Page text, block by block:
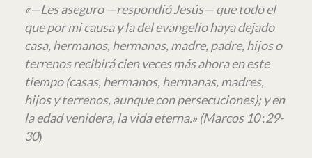
«—Les aseguro —respondió Jesús— que todo el
que por mi causa y la del evangelio haya dejado
casa, hermanos, hermanas, madre, padre, hijos o
terrenos recibirá cien veces más ahora en este
tiempo (casas, hermanos, hermanas, madres,
hijos y terrenos, aunque con persecuciones); y en
la edad venidera, la vida eterna.» (Marcos 10:29-
30)